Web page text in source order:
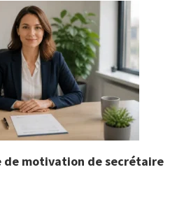
de motivation de secrétaire